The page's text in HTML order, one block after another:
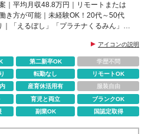
｜平均月収48.8万円｜リモートまたは
き方が可能｜未経験OK！20代～50代
「えるぼし」「プラチナくるみん」認
アイコンの説明
第二新卒OK
学歴不問
転勤なし
リモートOK
産育休活用有
服装自由
育児と両立
ブランクOK
副業OK 国認定取得